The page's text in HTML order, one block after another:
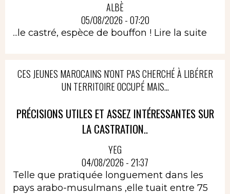
ALBÈ
05/08/2026 - 07:20
...le castré, espèce de bouffon ! Lire la suite
CES JEUNES MAROCAINS N'ONT PAS CHERCHÉ À LIBÉRER
UN TERRITOIRE OCCUPÉ MAIS...
PRÉCISIONS UTILES ET ASSEZ INTÉRESSANTES SUR
LA CASTRATION..
YEG
04/08/2026 - 21:37
Telle que pratiquée longuement dans les
pays arabo-musulmans ,elle tuait entre 75